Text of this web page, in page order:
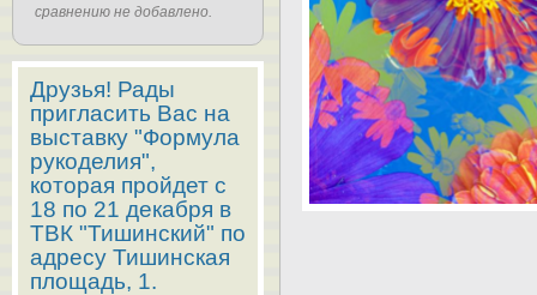
сравнению не добавлено.
Друзья! Рады
пригласить Вас на
выставку "Формула
рукоделия",
которая пройдет с
18 по 21 декабря в
ТВК "Тишинский" по
адресу Тишинская
площадь, 1.